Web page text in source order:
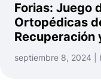
Forias: Juego
Ortopédicas
Recuperación
septiembre 8, 2024 |